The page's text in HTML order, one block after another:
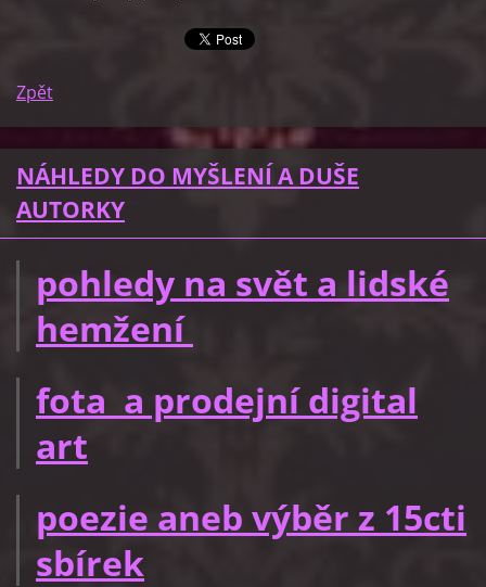
Zpět
NÁHLEDY DO MYŠLENÍ A DUŠE
AUTORKY
pohledy na svět a lidské
hemžení
fota a prodejní digital
art
poezie aneb výběr z 15cti
sbírek